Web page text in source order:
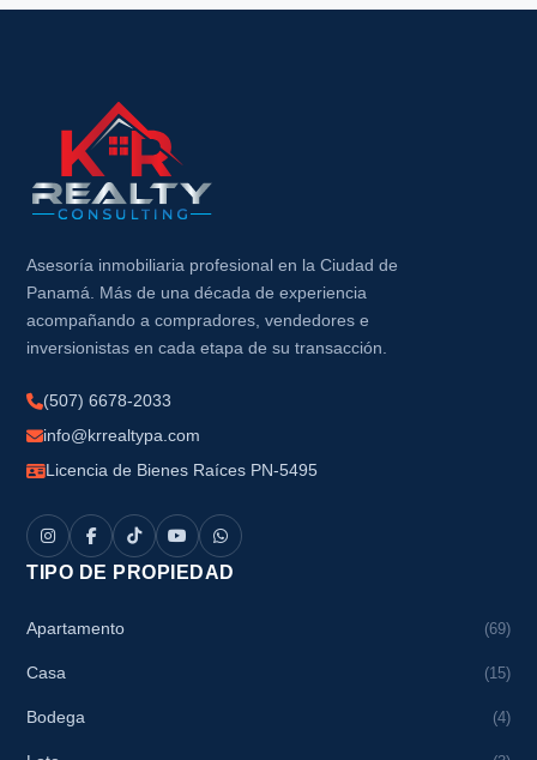
Asesoría inmobiliaria profesional en la Ciudad de
Panamá. Más de una década de experiencia
acompañando a compradores, vendedores e
inversionistas en cada etapa de su transacción.
(507) 6678-2033
info@krrealtypa.com
Licencia de Bienes Raíces PN-5495
TIPO DE PROPIEDAD
Apartamento (69)
Casa (15)
Bodega (4)